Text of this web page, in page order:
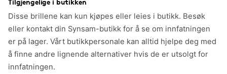
Tilgjengelige i butikken
Disse brillene kan kun kjøpes eller leies i butikk. Besøk
eller kontakt din Synsam-butikk for å se om innfatningen
er på lager. Vårt butikkpersonale kan alltid hjelpe deg med
å finne andre lignende alternativer hvis de er utsolgt for
innfatningen.